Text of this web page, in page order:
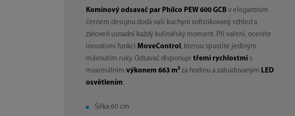
Komínový odsavač par Philco PEW 600 GCB v elegantním
černém designu dodá vaší kuchyni sofistikovaný vzhled a
zároveň usnadní každý kulinářský moment. Při vaření, oceníte
inovativní funkciMoveControl, kterou spustíte jediným
mávnutím ruky. Odsavač disponujetřemi rychlostmi s
maximálnímvýkonem 663 m³ za hodinu a zabudovaným LED
osvětlením.
Šířka 60 cm